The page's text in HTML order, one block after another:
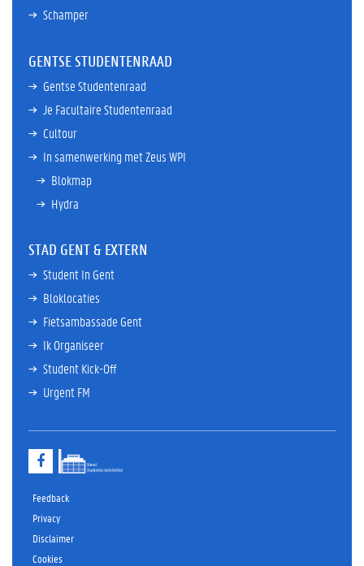
Schamper
GENTSE STUDENTENRAAD
Gentse Studentenraad
Je Facultaire Studentenraad
Cultour
In samenwerking met Zeus WPI
Blokmap
Hydra
STAD GENT & EXTERN
Student In Gent
Bloklocaties
Fietsambassade Gent
Ik Organiseer
Student Kick-Off
Urgent FM
e
o
o
Feedback
Privacy
Disclaimer
Cookies